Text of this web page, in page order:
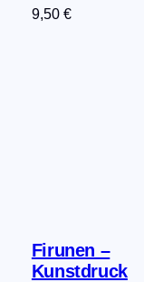
9,50 €
Firunen –
Kunstdruck